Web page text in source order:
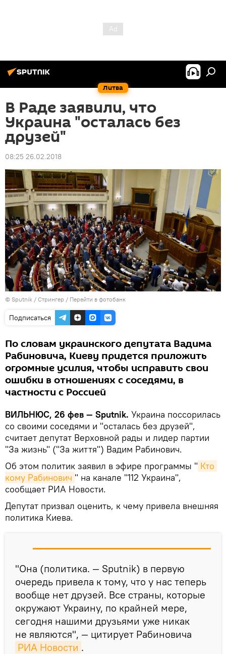
Литва
В Раде заявили, что
Украина "осталась без
друзей"
08:25 26.02.2018
© Sputnik / Стрингер / Перейти в фотобанк
Подписаться
По словам украинского депутата Вадима
Рабиновича, Киеву придется приложить
огромные усилия, чтобы исправить свои
ошибки в отношениях с соседями, в
частности с Россией
ВИЛЬНЮС, 26 фев — Sputnik. Украина поссорилась
со своими соседями и "осталась без друзей",
считает депутат Верховной рады и лидер партии
"За жизнь" ("За життя") Вадим Рабинович.
Об этом политик заявил в эфире программы " Кто
кому Рабинович " на канале "112 Украина",
сообщает РИА Новости.
Депутат призвал оценить, к чему привела внешняя
политика Киева.
"Она (политика. — Sputnik) в первую
очередь привела к тому, что у нас теперь
вообще нет друзей. Все страны, которые
окружают Украину, по крайней мере,
сегодня нашими друзьями уже никак
не являются", — цитирует Рабиновича
РИА Новости .